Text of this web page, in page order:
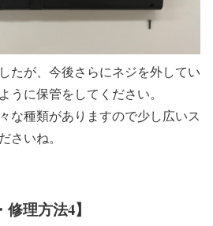
たが、今後さらにネジを外してい
うに保管をしてください。
な種類がありますので少し広いス
さいね。
修理方法4】